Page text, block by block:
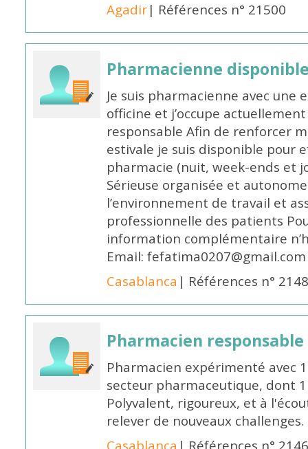
Agadir| Références n° 21500
Pharmacienne
Je suis pharmacienne avec
officine et j’occupe
responsable Afin de renforcer
estivale je suis disponible pour
pharmacie (nuit, week-ends et
Sérieuse organisée et
l’environnement de travail et
professionnelle des patients
information complémentaire
Email: fefatima0207@gmail.com
Casablanca | Références n°
Pharmacien responsable
Pharmacien expérimenté avec
secteur pharmaceutique, dont
Polyvalent, rigoureux, et à
relever de nouveaux